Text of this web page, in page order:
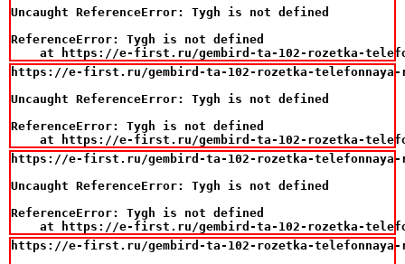
Uncaught ReferenceError: Tygh is not defined
ReferenceError: Tygh is not defined
at https://e-first.ru/gembird-ta-102-rozetka-
https://e-first.ru/gembird-ta-102-rozetka-telefonnaya-rj-
Uncaught ReferenceError: Tygh is not defined
ReferenceError: Tygh is not defined
at https://e-first.ru/gembird-ta-102-rozetka-
https://e-first.ru/gembird-ta-102-rozetka-telefonnaya-
Uncaught ReferenceError: Tygh is not defined
ReferenceError: Tygh is not defined
at https://e-first.ru/gembird-ta-102-rozetka-
https://e-first.ru/gembird-ta-102-rozetka-telefonnaya-rj-